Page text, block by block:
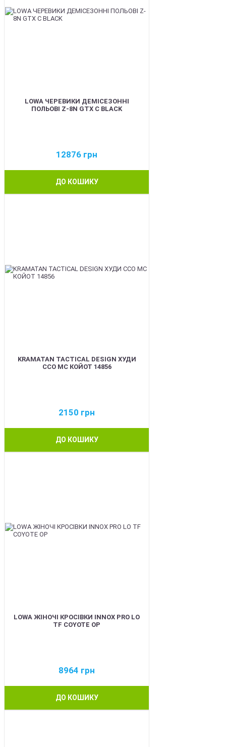
LOWA ЧЕРЕВИКИ ДЕМІСЕЗОННІ
ПОЛЬОВІ Z-8N GTX C BLACK
12876 грн
ДО КОШИКУ
KRAMATAN TACTICAL DESIGN ХУДИ
ССО МС КОЙОТ 14856
2150 грн
ДО КОШИКУ
LOWA ЖІНОЧІ КРОСІВКИ INNOX PRO LO
TF COYOTE OP
8964 грн
ДО КОШИКУ